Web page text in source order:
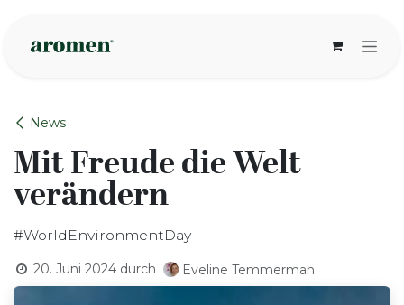
News
Mit Freude die Welt
verändern
#WorldEnvironmentDay
20. Juni 2024 durch Eveline Temmerman